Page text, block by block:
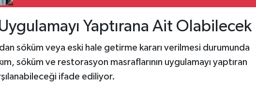
Yaptırana Ait Olabilecek
söküm veya eski hale getirme kararı verilmesi durumunda
söküm ve restorasyon masraflarının uygulamayı yaptıran
ifade ediliyor.